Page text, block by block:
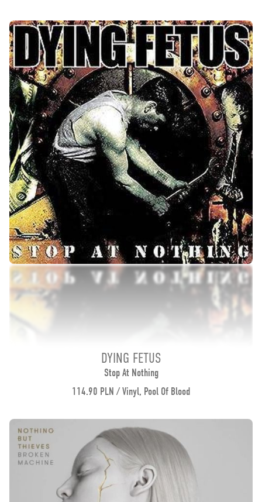
DYING FETUS
Stop At Nothing
114.90 PLN / Vinyl, Pool Of Blood